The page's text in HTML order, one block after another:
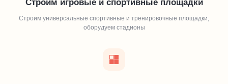
Строим игровые и спортивные площадки
Строим универсальные спортивные и тренировочные площадки,
оборудуем стадионы